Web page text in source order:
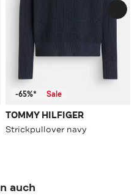
-65%* Sale
TOMMY HILFIGER
Strickpullover navy
auch